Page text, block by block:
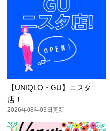
【UNIQLO・GU】ニスタ
店！
2026年08年03日更新